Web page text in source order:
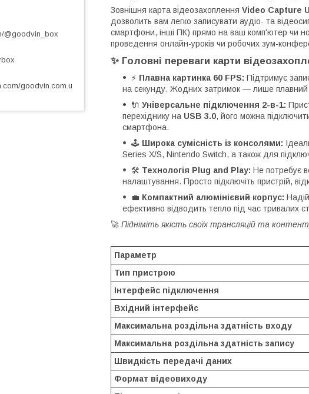
Зовнішня карта відеозахоплення Video Capture
дозволить вам легко записувати аудіо- та
смартфони, інші ПК) прямо на ваш комп'ютер чи
проведення онлайн-уроків чи робочих зум-
✨ Головні переваги карти
⚡ Плавна картинка 60 FPS: Підтримує
на секунду. Жодних затримок — лише плавний
🔌 Універсальне підключення 2-в-1:
перехіднику на USB 3.0, його можна
смартфона.
🕹️ Широка сумісність із консолями:
Series X/S, Nintendo Switch, а також для
🛠️ Технологія Plug and Play: Не потребує
налаштування. Просто підключіть пристрій,
💼 Компактний алюмінієвий корпус:
ефективно відводить тепло під час тривалих
🚀 Підніміть якість своїх трансляцій та
Параметр
Тип пристрою
Інтерфейс підключення
Вхідний інтерфейс
Максимальна роздільна здатність входу
Максимальна роздільна здатність запису
Швидкість передачі даних
Формат відеовиходу
@goodvin_box
goodvin.com.u